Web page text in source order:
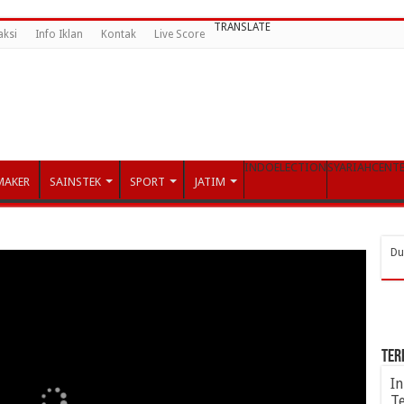
Info Iklan Kontak Live Score
TRANSLATE
SAINSTEK SPORT JATIM
INDOELECTION